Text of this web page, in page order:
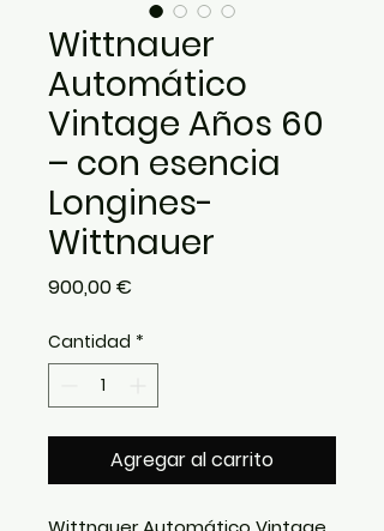
Wittnauer
Automático
Vintage Años 60
– con esencia
Longines-
Wittnauer
900,00 €
Cantidad *
Agregar al carrito